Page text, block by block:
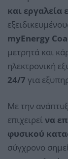
και εργαλεία
myEnergy
μετρητά και
ηλεκτρονική
24/7 για
Με την
επιχειρεί να
φυσικού
σύγχρονο